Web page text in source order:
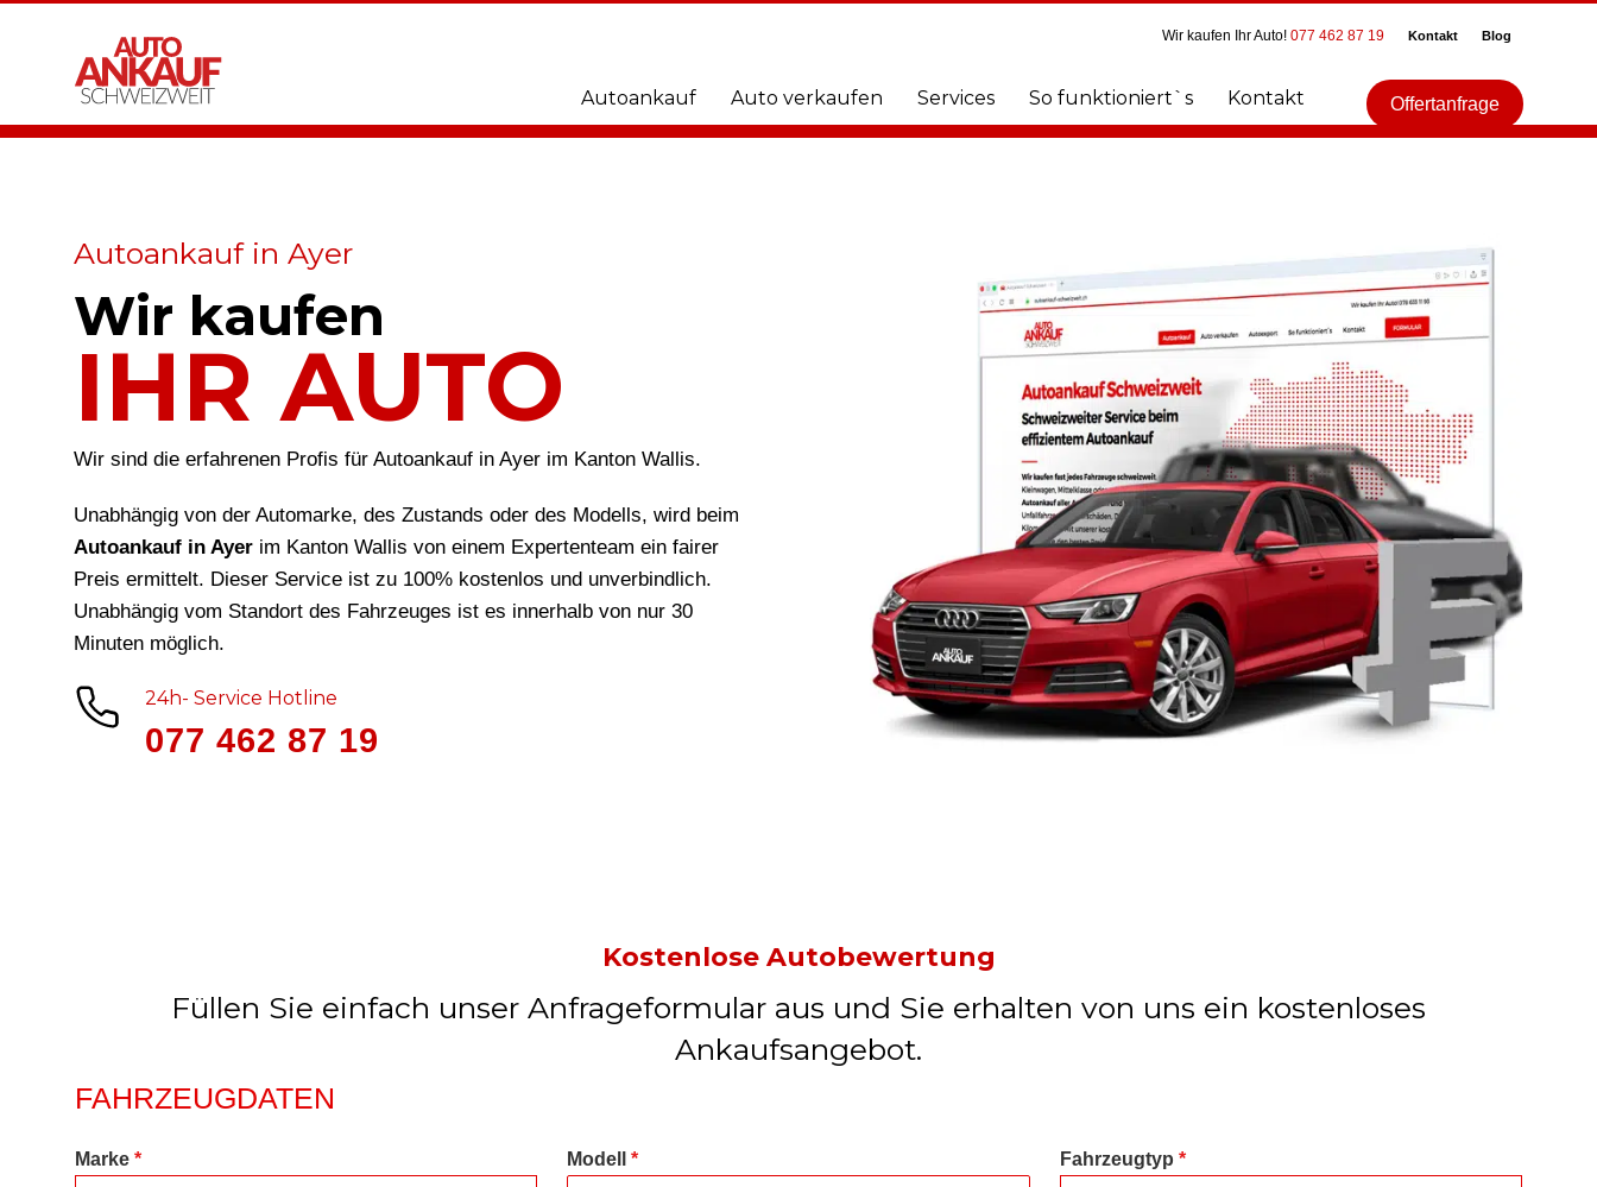
Wir kaufen Ihr Auto! 077 462 87 19 Kontakt Blog
Autoankauf Auto verkaufen Services So funktioniert`s Kontakt Offertanfrage
Autoankauf in Ayer
Wir kaufen
IHR AUTO
Wir sind die erfahrenen Profis für Autoankauf in Ayer im Kanton Wallis.
Unabhängig von der Automarke, des Zustands oder des Modells, wird beim
Autoankauf in Ayer im Kanton Wallis von einem Expertenteam ein fairer
Preis ermittelt. Dieser Service ist zu 100% kostenlos und unverbindlich.
Unabhängig vom Standort des Fahrzeuges ist es innerhalb von nur 30
Minuten möglich.
24h- Service Hotline
077 462 87 19
Kostenlose Autobewertung
Füllen Sie einfach unser Anfrageformular aus und Sie erhalten von uns ein kostenloses
Ankaufsangebot.
FAHRZEUGDATEN
Marke *
Modell* Fahrzeugtyp *